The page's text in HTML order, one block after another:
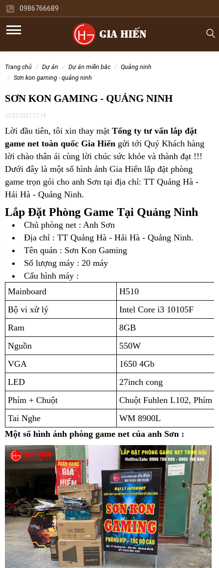
0986766689
trang chủ dự án dự án miền bắc
quảng ninh
sơn kon gaming - quảng ninh
SƠN KON GAMING - QUẢNG NINH
21/12/2022 17:19
Lời đầu tiên, tôi xin thay mặt Tổng ty tư vấn lắp đặt
game net toàn quốc Gia Hiến gửi tới Quý Khách hàng
lời chào thân ái cùng lời chúc sức khỏe và thành đạt !!!
Dưới đây là một số hình ảnh Gia Hiến lắp đặt phòng
game trọn gói cho anh Sơn tại địa chỉ: TT Quảng Hà -
Hải Hà - Quảng Ninh.
Lắp Đặt Phòng Game Tại Quảng Ninh
Chủ phòng net : Anh Sơn
Địa chỉ : TT Quảng Hà - Hải Hà - Quảng Ninh.
Tên quán : Sơn Kon Gaming
Số lượng máy : 20 máy
Cấu hình máy :
Mainboard
H510
Bộ vi xử lý
Intel Core i3 10105F
Ram
8GB
Nguồn
550W
VGA
1650 4Gb
LED
27inch cong
Phím + Chuột
Chuột Fuhlen L102, Phím
Tai Nghe
WM 8900L
Một số hình ảnh phòng game net của anh Sơn :